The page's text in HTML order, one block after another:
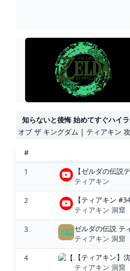
知らないと後悔 始めてすぐハイ
オブ ザ キングダム | ティアキン
#
1
【ゼルダの伝説
ティアキン
2
【ティアキン
ティアキン 洞窟
3
ゼルダの伝説 テ
ティアキン 洞窟
4
【ティアキン】
ティアキン 洞窟